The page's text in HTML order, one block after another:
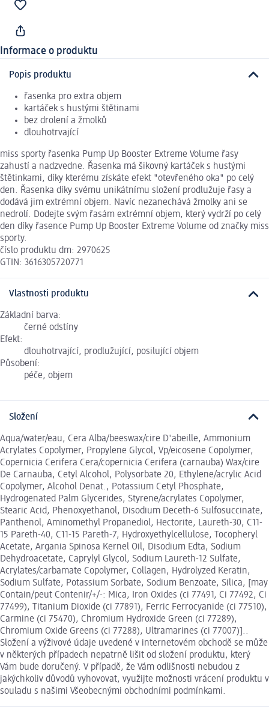
Informace o produktu
Popis produktu
řasenka pro extra objem
kartáček s hustými štětinami
bez drolení a žmolků
dlouhotrvající
miss sporty řasenka Pump Up Booster Extreme Volume řasy
zahustí a nadzvedne. Řasenka má šikovný kartáček s hustými
štětinkami, díky kterému získáte efekt "otevřeného oka" po celý
den. Řasenka díky svému unikátnímu složení prodlužuje řasy a
dodává jim extrémní objem. Navíc nezanechává žmolky ani se
nedrolí. Dodejte svým řasám extrémní objem, který vydrží po celý
den díky řasence Pump Up Booster Extreme Volume od značky miss
sporty.
číslo produktu dm: 2970625
GTIN: 3616305720771
Vlastnosti produktu
Základní barva:
černé odstíny
Efekt:
dlouhotrvající, prodlužující, posilující objem
Působení:
péče, objem
Složení
Aqua/water/eau, Cera Alba/beeswax/cire D'abeille, Ammonium
Acrylates Copolymer, Propylene Glycol, Vp/eicosene Copolymer,
Copernicia Cerifera Cera/copernicia Cerifera (carnauba) Wax/cire
De Carnauba, Cetyl Alcohol, Polysorbate 20, Ethylene/acrylic Acid
Copolymer, Alcohol Denat., Potassium Cetyl Phosphate,
Hydrogenated Palm Glycerides, Styrene/acrylates Copolymer,
Stearic Acid, Phenoxyethanol, Disodium Deceth-6 Sulfosuccinate,
Panthenol, Aminomethyl Propanediol, Hectorite, Laureth-30, C11-
15 Pareth-40, C11-15 Pareth-7, Hydroxyethylcellulose, Tocopheryl
Acetate, Argania Spinosa Kernel Oil, Disodium Edta, Sodium
Dehydroacetate, Caprylyl Glycol, Sodium Laureth-12 Sulfate,
Acrylates/carbamate Copolymer, Collagen, Hydrolyzed Keratin,
Sodium Sulfate, Potassium Sorbate, Sodium Benzoate, Silica, [may
Contain/peut Contenir/+/-: Mica, Iron Oxides (ci 77491, Ci 77492, Ci
77499), Titanium Dioxide (ci 77891), Ferric Ferrocyanide (ci 77510),
Carmine (ci 75470), Chromium Hydroxide Green (ci 77289),
Chromium Oxide Greens (ci 77288), Ultramarines (ci 77007)]..
Složení a výživové údaje uvedené v internetovém obchodě se může
v některých případech nepatrně lišit od složení produktu, který
Vám bude doručený. V případě, že Vám odlišnosti nebudou z
jakýchkoliv důvodů vyhovovat, využijte možnosti vrácení produktu v
souladu s našimi Všeobecnými obchodními podmínkami.